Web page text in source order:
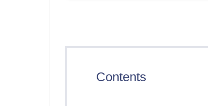
Contents